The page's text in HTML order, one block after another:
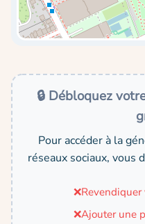
🔒 Débloquez
Pour accéder à la
réseaux sociaux, vous
❌
❌Ajouter une